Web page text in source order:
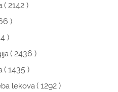
( 2142 )
)
)
( 2436 )
( 1435 )
lekova( 1292 )